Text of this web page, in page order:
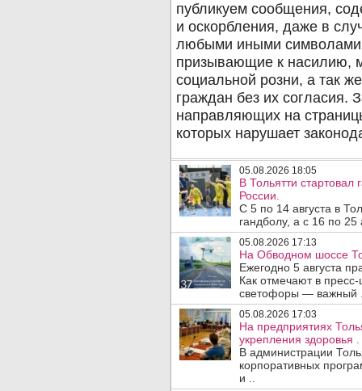
05.08.2026 18:05
В Тольятти
России.
С 5 по 14 августа в
гандболу, а с 16 по
05.08.2026 17:13
На Обводном шоссе
Ежегодно 5 августа
Как отмечают в
светофоры — важный
05.08.2026 17:03
На предприятиях
укрепления здоровья .
В администрации
корпоративных
и ..